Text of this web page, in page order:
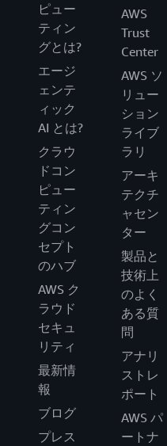
ピュー
ティン
グとは?
エージ
ェンテ
ィック
AI とは?
クラウ
ドコン
ピュー
ティン
グコン
セプト
のハブ
AWS ク
ラウド
セキュ
リティ
最新情
報
ブログ
プレス
AWS
Trust
Center
AWS ソ
リュー
ション
ライブ
ラリ
アーキ
テクチ
ャセン
ター
製品と
技術上
のよく
ある質
問
アナリ
ストレ
ポート
AWS パ
ートナ